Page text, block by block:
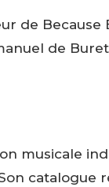
de Because
de
musicale
catalogue